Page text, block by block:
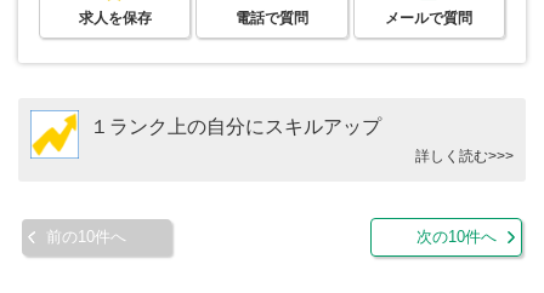
求人を保存 電話で質問 メールで質問
１ランク上の自分にスキルアップ
詳しく読む>>>
前の10件へ 次の10件へ